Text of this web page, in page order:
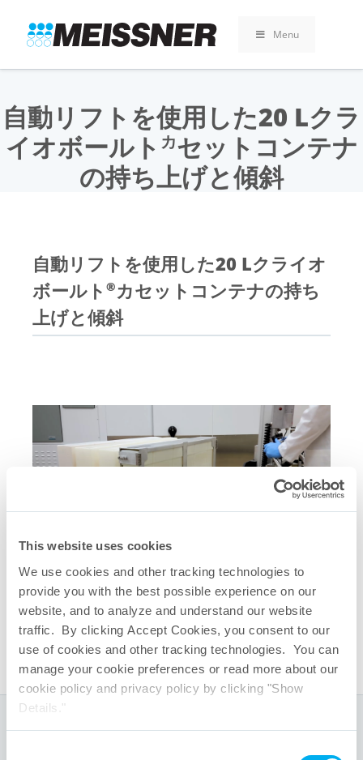
This website uses cookies
We use cookies and other tracking technologies to
provide you with the best possible experience on our
website, and to analyze and understand our website
traffic. By clicking Accept Cookies, you consent to our
use of cookies and other tracking technologies. You can
manage your cookie preferences or read more about our
cookie policy and privacy policy by clicking "Show
Details."
search
footer
ン
へ
ス
キ
Menu
自動リフトを使用した20 Lクラ
イオボールト カセットコンテナ
の持ち上げと傾斜
自動リフトを使用した20 Lクライオ
ボールト ®カセットコンテナの持ち
上げと傾斜
関連クイックリンク
CryoVault®凍結融解プラットフォーム
CryoVault®カタログ
グローバル本社